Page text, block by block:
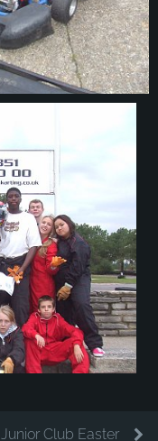
Junior Club Easter